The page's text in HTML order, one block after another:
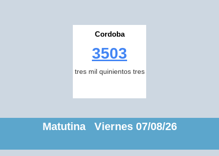
Cordoba
3503
tres mil quinientos tres
Matutina Viernes 07/08/26